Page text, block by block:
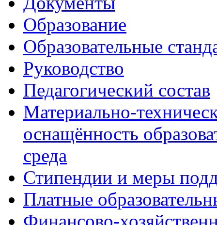
Образование
Образовательные
Руководство
Педагогический состав
Материально-
оснащённость
среда
Стипендии и меры
Платные